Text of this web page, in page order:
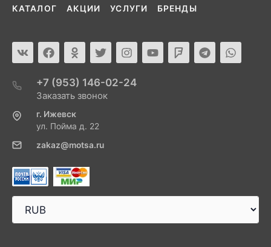
КАТАЛОГ АКЦИИ УСЛУГИ БРЕНДЫ
+7 (953) 146-02-24
Заказать звонок
г. Ижевск
ул. Пойма д. 22
zakaz@motsa.ru